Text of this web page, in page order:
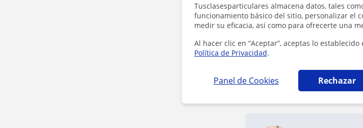
Tusclasesparticulares almacena datos, tales
funcionamiento básico del sitio, personalizar el
medir su eficacia, así como para ofrecerte una
Al hacer clic en “Aceptar”, aceptas lo establecido
Política de Privacidad.
Panel de Cookies Rechazar
Ver todas las valoraciones
Profesor Voluntario